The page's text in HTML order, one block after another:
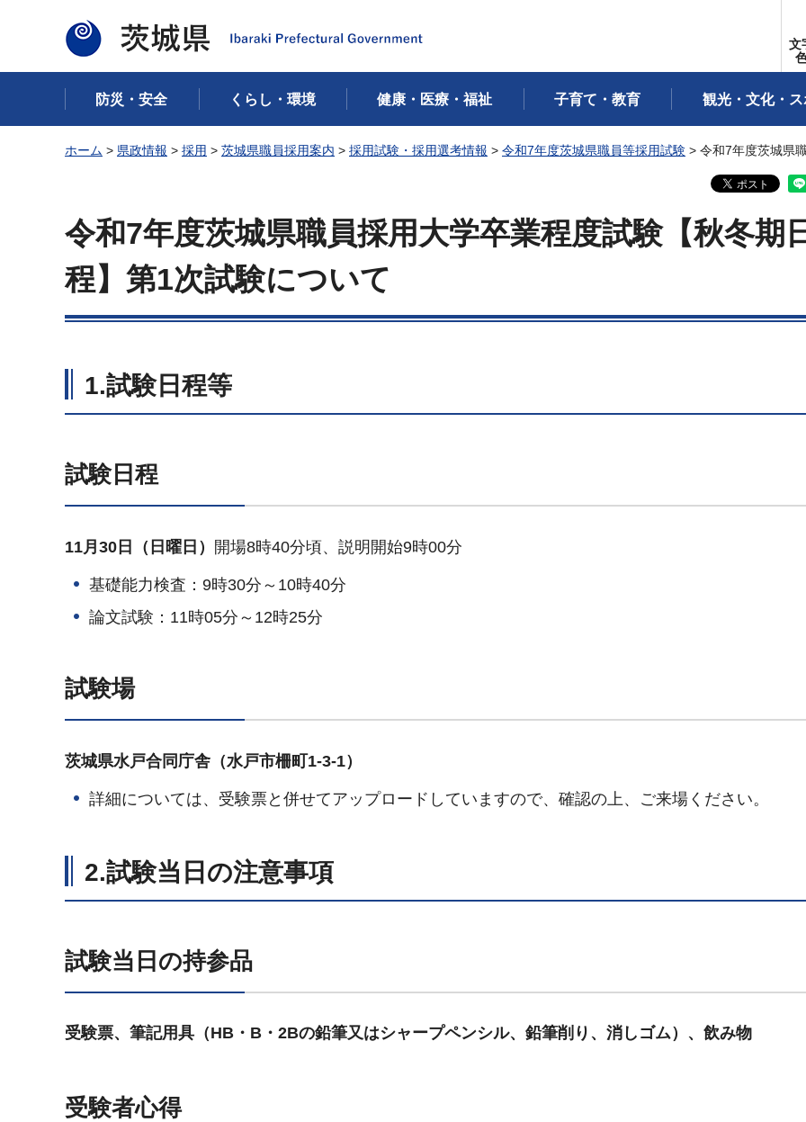
茨城県
文
防災・安全 くらし・環境 健康・医療・福祉 子育て・教育 観光・文化・
ホーム > 県政情報 > 採用 > 茨城県職員採用案内 > 採用試験・採用選考情報 > 令和7年度茨城県職員等採用試験 > 令和7年度茨城県
令和7年度茨城県職員採用大学卒業程度試験【秋冬期
程】第1次試験について
1.試験日程等
試験日程
11月30日（日曜日） 開場8時40分頃、説明開始9時00分
基礎能力検査：9時30分～10時40分
論文試験：11時05分～12時25分
試験場
茨城県水戸合同庁舎（水戸市柵町1-3-1）
詳細については、受験票と併せてアップロードしていますので、確認の上、ご来場ください。
2.試験当日の注意事項
試験当日の持参品
受験票、筆記用具（HB・B・2Bの鉛筆又はシャープペンシル、鉛筆削り、消しゴム）、飲み物
受験者心得